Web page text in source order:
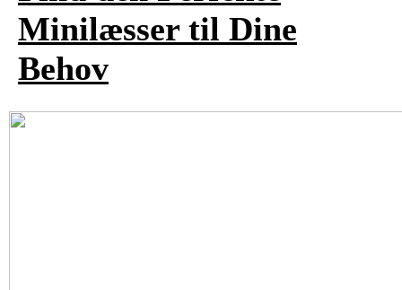
Minilæsser til Dine
Behov